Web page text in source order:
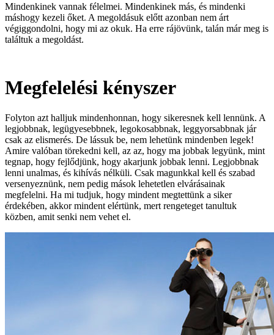
Mindenkinek vannak félelmei. Mindenkinek más, és mindenki
máshogy kezeli őket. A megoldásuk előtt azonban nem árt
végiggondolni, hogy mi az okuk. Ha erre rájövünk, talán már meg is
találtuk a megoldást.
Megfelelési kényszer
Folyton azt halljuk mindenhonnan, hogy sikeresnek kell lennünk. A
legjobbnak, legügyesebbnek, legokosabbnak, leggyorsabbnak jár
csak az elismerés. De lássuk be, nem lehetünk mindenben legek!
Amire valóban törekedni kell, az az, hogy ma jobbak legyünk, mint
tegnap, hogy fejlődjünk, hogy akarjunk jobbak lenni. Legjobbnak
lenni unalmas, és kihívás nélküli. Csak magunkkal kell és szabad
versenyeznünk, nem pedig mások lehetetlen elvárásainak
megfelelni. Ha mi tudjuk, hogy mindent megtettünk a siker
érdekében, akkor mindent elértünk, mert rengeteget tanultuk
közben, amit senki nem vehet el.